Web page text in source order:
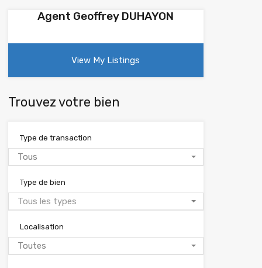
Agent Geoffrey DUHAYON
View My Listings
Trouvez votre bien
Type de transaction
Tous
Type de bien
Tous les types
Localisation
Toutes